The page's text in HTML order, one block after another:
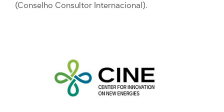
(Conselho Consultor Internacional).